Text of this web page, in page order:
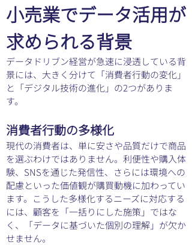
小売業でデータ活用が
求められる背景
データドリブン経営が急速に浸透している背
景には、大きく分けて「消費者行動の変化」
と「デジタル技術の進化」の2つがありま
す。
消費者行動の多様化
現代の消費者は、単に安さや品質だけで商品
を選ぶわけではありません。利便性や購入体
験、SNSを通じた発信性、さらには環境への
配慮といった価値観が購買動機に加わってい
ます。こうした多様化するニーズに対応する
には、顧客を「一括りにした施策」ではな
く、「データに基づいた個別の理解」が欠か
せません。